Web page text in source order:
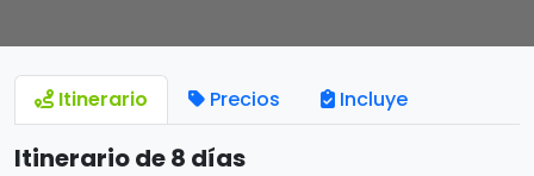
Itinerario Precios Incluye
Itinerario de 8 días